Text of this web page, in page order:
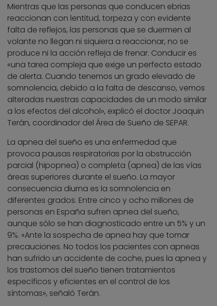
Mientras que las personas que conducen ebrias
reaccionan con lentitud, torpeza y con evidente
falta de reflejos, las personas que se duermen al
volante no llegan ni siquiera a reaccionar, no se
produce ni la acción refleja de frenar. Conducir es
«una tarea compleja que exige un perfecto estado
de alerta. Cuando tenemos un grado elevado de
somnolencia, debido a la falta de descanso, vemos
alteradas nuestras capacidades de un modo similar
a los efectos del alcohol», explicó el doctor Joaquin
Terán, coordinador del Área de Sueño de SEPAR.
La apnea del sueño es una enfermedad que
provoca pausas respiratorias por la obstrucción
parcial (hipopnea) o completa (apnea) de las vías
áreas superiores durante el sueño. La mayor
consecuencia diurna es la somnolencia en
diferentes grados. Entre cinco y ocho millones de
personas en España sufren apnea del sueño,
aunque sólo se han diagnosticado entre un 5% y un
9%. «Ante la sospecha de apnea hay que tomar
precauciones. No todos los pacientes con apneas
han sufrido un accidente de coche, pues la apnea y
los trastornos del sueño tienen tratamientos
específicos y eficientes en el control de los
síntomas», señaló Terán.